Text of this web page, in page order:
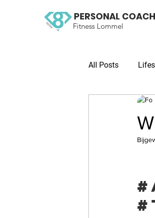
PERSONAL COACH
Fitness Lommel
All Posts